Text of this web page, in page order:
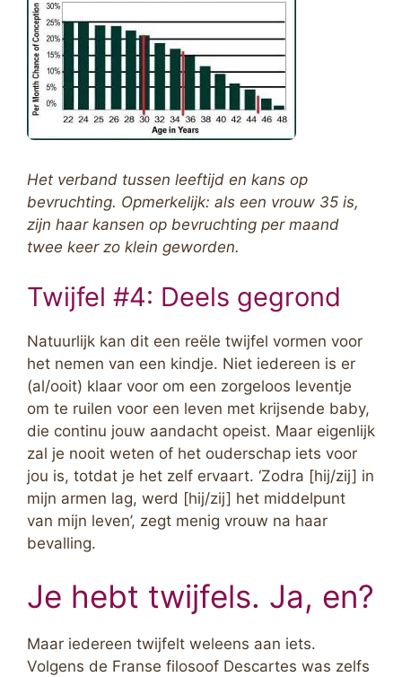
Het verband tussen leeftijd en kans op
bevruchting. Opmerkelijk: als een vrouw 35 is,
zijn haar kansen op bevruchting per maand
twee keer zo klein geworden.
Twijfel #4: Deels gegrond
Natuurlijk kan dit een reële twijfel vormen voor
het nemen van een kindje. Niet iedereen is er
(al/ooit) klaar voor om een zorgeloos leventje
om te ruilen voor een leven met krijsende baby,
die continu jouw aandacht opeist. Maar eigenlijk
zal je nooit weten of het ouderschap iets voor
jou is, totdat je het zelf ervaart. ‘Zodra [hij/zij] in
mijn armen lag, werd [hij/zij] het middelpunt
van mijn leven’, zegt menig vrouw na haar
bevalling.
Je hebt twijfels. Ja, en?
Maar iedereen twijfelt weleens aan iets.
Volgens de Franse filosoof Descartes was zelfs